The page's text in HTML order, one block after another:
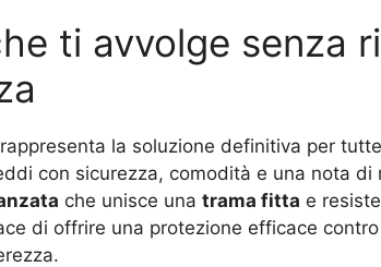
ti avvolge senza
la soluzione definitiva per
con sicurezza, comodità e una nota di
che unisce una trama fitta e
di offrire una protezione efficace